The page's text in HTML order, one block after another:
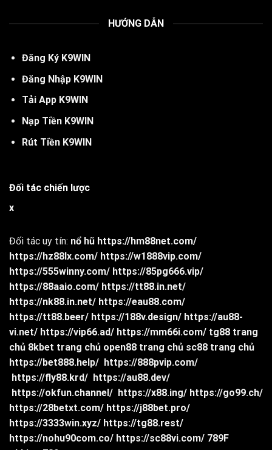
HƯỚNG DẪN
Đăng Ký K9WIN
Đăng Nhập K9WIN
Tải App K9WIN
Nạp Tiền K9WIN
Rút Tiền K9WIN
Đối tác chiến lược
x
Đối tác uy tín: nổ hũ https://hm88net.com/
https://hz88lx.com/ https://w1888vip.com/
https://555winny.com/ https://85pg666.vip/
https://88aaio.com/ https://tt88.in.net/
https://nk88.in.net/ https://eau88.com/
https://tt88.beer/ https://188v.design/ https://au88-
vi.net/ https://vip66.ad/ https://mm66i.com/ tg88 trang
chủ 8kbet trang chủ open88 trang chủ sc88 trang chủ
https://bet888.help/ https://888pvip.com/
https://fly88.krd/ https://au88.dev/
https://okfun.channel/ https://x88.ing/ https://go99.ch/
https://28betxt.com/ https://j88bet.pro/
https://3333win.xyz/ https://tg88.rest/
https://nohu90com.co/ https://sc88vi.com/ 789F